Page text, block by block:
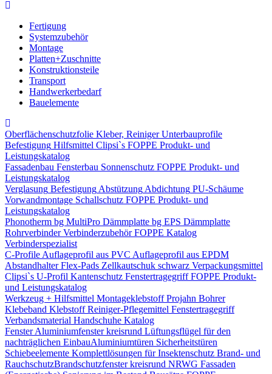
Fertigung
Systemzubehör
Montage
Platten+Zuschnitte
Konstruktionsteile
Transport
Handwerkerbedarf
Bauelemente
Oberflächenschutzfolie Kleber, Reiniger Unterbauprofile
Befestigung Hilfsmittel Clipsi`s FOPPE Produkt- und
Leistungskatalog
Fassadenbau Fensterbau Sonnenschutz FOPPE Produkt- und
Leistungskatalog
Verglasung Befestigung Abstützung Abdichtung PU-Schäume
Vorwandmontage Schallschutz FOPPE Produkt- und
Leistungskatalog
Phonotherm bg MultiPro Dämmplatte bg EPS Dämmplatte
Rohrverbinder Verbinderzubehör FOPPE Katalog
Verbinderspezialist
C-Profile Auflageprofil aus PVC Auflageprofil aus EPDM
Abstandhalter Flex-Pads Zellkautschuk schwarz Verpackungsmittel
Clipsi`s U-Profil Kantenschutz Fenstertragegriff FOPPE Produkt-
und Leistungskatalog
Werkzeug + Hilfsmittel Montageklebstoff Projahn Bohrer
Klebeband Klebstoff Reiniger-Pflegemittel Fenstertragegriff
Verbandsmaterial Handschuhe Katalog
Fenster Aluminiumfenster kreisrund Lüftungsflügel für den
nachträglichen Einbau​Aluminiumtüren Sicherheitstüren
Schiebeelemente Komplettlösungen für Insektenschutz Brand- und
Rauchschutz​Brandschutzfenster kreisrund NRWG Fassaden